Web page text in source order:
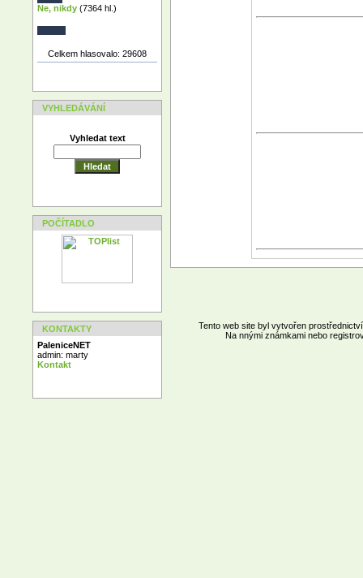
Ne, nikdy (7364 hl.)
Celkem hlasovalo: 29608
VYHLEDÁVÁNÍ
Vyhledat text
POČÍTADLO
KONTAKTY
PaleniceNET
admin: marty
Kontakt
Tento web site byl vytvořen
Na nnými známkami nebo